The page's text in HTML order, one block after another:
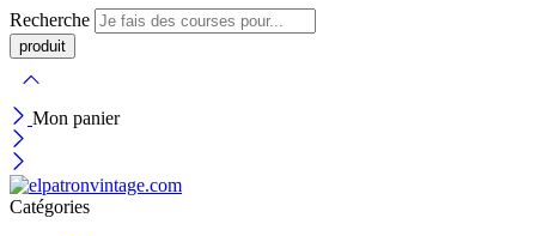
Recherche
Mon panier
Catégories